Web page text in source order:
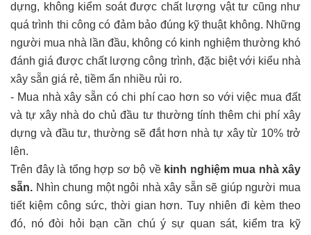
dựng, không kiểm soát được chất lượng vật tư cũng như
quá trình thi công có đảm bảo đúng kỹ thuật không. Những
người mua nhà lần đầu, không có kinh nghiệm thường khó
đánh giá được chất lượng công trình, đặc biệt với kiểu nhà
xây sẵn giá rẻ, tiềm ẩn nhiều rủi ro.
- Mua nhà xây sẵn có chi phí cao hơn so với việc mua đất
và tự xây nhà do chủ đầu tư thường tính thêm chi phí xây
dựng và đầu tư, thường sẽ đắt hơn nhà tự xây từ 10% trở
lên.
Trên đây là tổng hợp sơ bộ về kinh nghiệm mua nhà xây
sẵn. Nhìn chung một ngôi nhà xây sẵn sẽ giúp người mua
tiết kiệm công sức, thời gian hơn. Tuy nhiên đi kèm theo
đó, nó đòi hỏi bạn cần chú ý sự quan sát, kiểm tra kỹ